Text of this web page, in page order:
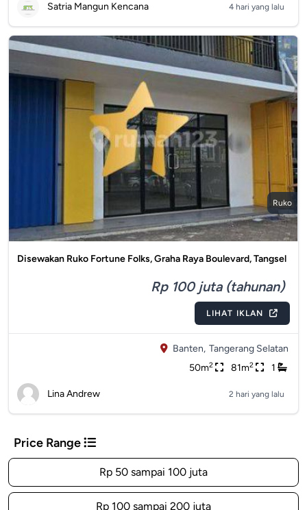
Satria Mangun Kencana 4 hari yang lalu
Ruko
Disewakan Ruko Fortune Folks, Graha Raya Boulevard, Tangsel
Rp 100 juta (tahunan)
LIHAT IKLAN
Banten, Tangerang Selatan
50m2 81m2 1
Lina Andrew 2 hari yang lalu
Price Range
Rp 50 sampai 100 juta
Rp 100 sampai 200 juta